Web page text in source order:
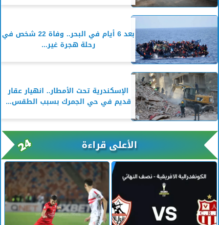
بعد 6 أيام في البحر.. وفاة 22 شخص في
رحلة هجرة غير...
الإسكندرية تحت الأمطار.. انهيار عقار
قديم في حي الجمرك بسبب الطقس...
الأعلى قراءة